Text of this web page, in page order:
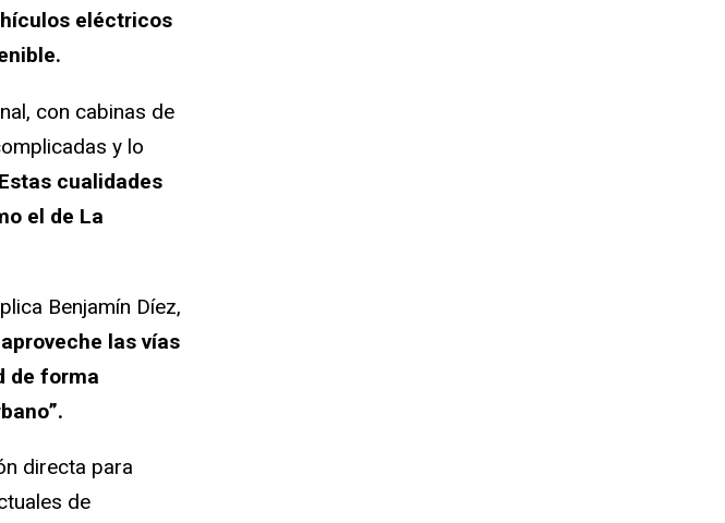
eléctricos
con cabinas de
y lo
Estas cualidades
el de La
Benjamín Díez,
las vías
de forma
directa para
de